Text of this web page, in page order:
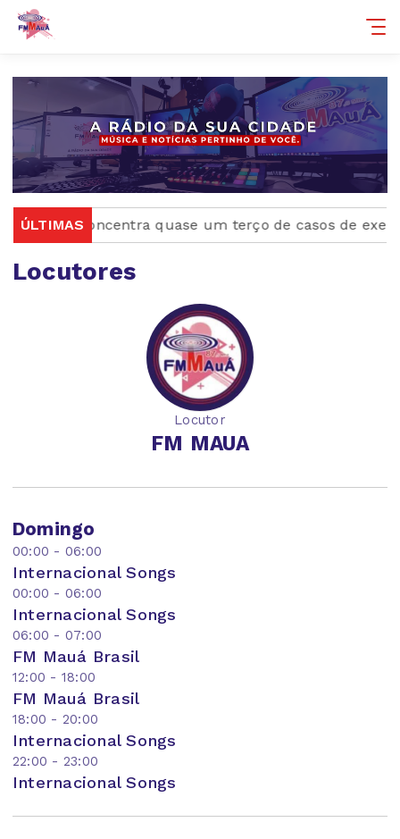
ÚLTIMAS
Rio concentra quase um terço de casos de
Locutores
Locutor
FM MAUA
Domingo
00:00 - 06:00
Internacional Songs
00:00 - 06:00
Internacional Songs
06:00 - 07:00
FM Mauá Brasil
12:00 - 18:00
FM Mauá Brasil
18:00 - 20:00
Internacional Songs
22:00 - 23:00
Internacional Songs